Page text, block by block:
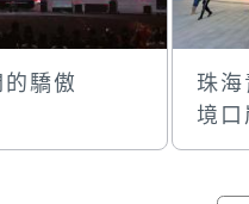
驕傲
珠海
境口